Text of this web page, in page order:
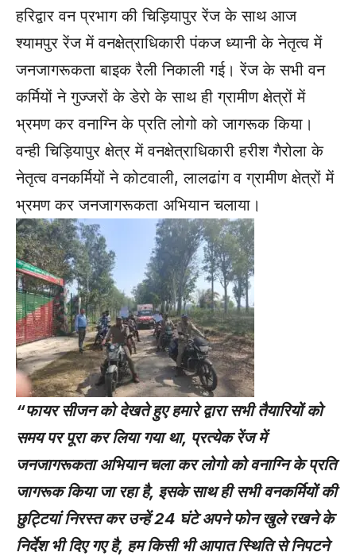
हरिद्वार वन प्रभाग की चिड़ियापुर रेंज के साथ आज
श्यामपुर रेंज में वनक्षेत्राधिकारी पंकज ध्यानी के नेतृत्व में
जनजागरूकता बाइक रैली निकाली गई। रेंज के सभी वन
कर्मियों ने गुज्जरों के डेरो के साथ ही ग्रामीण क्षेत्रों में
भ्रमण कर वनाग्नि के प्रति लोगो को जागरूक किया।
वन्ही चिड़ियापुर क्षेत्र में वनक्षेत्राधिकारी हरीश गैरोला के
नेतृत्व वनकर्मियों ने कोटवाली, लालढांग व ग्रामीण क्षेत्रों में
भ्रमण कर जनजागरूकता अभियान चलाया।
“फायर सीजन को देखते हुए हमारे द्वारा सभी तैयारियों को
समय पर पूरा कर लिया गया था, प्रत्येक रेंज में
जनजागरूकता अभियान चला कर लोगो को वनाग्नि के प्रति
जागरूक किया जा रहा है, इसके साथ ही सभी वनकर्मियों की
छुट्टियां निरस्त कर उन्हें 24 घंटे अपने फोन खुले रखने के
निर्देश भी दिए गए है, हम किसी भी आपात स्थिति से निपटने